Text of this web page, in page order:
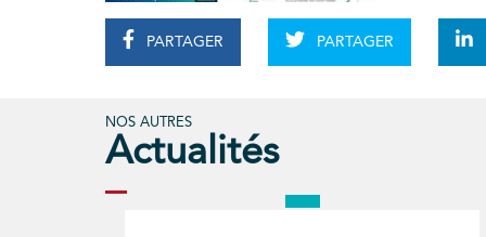
PARTAGER PARTAGER
NOS AUTRES
Actualités